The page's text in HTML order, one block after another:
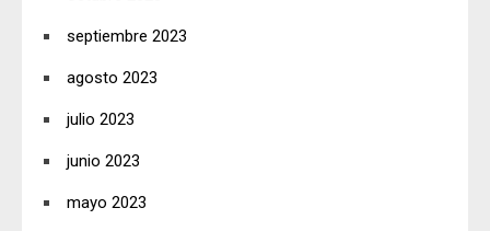
septiembre 2023
agosto 2023
julio 2023
junio 2023
mayo 2023